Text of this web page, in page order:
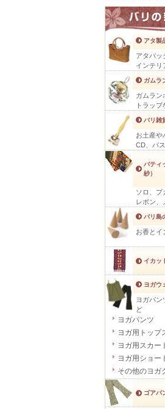
アタ製
アタバッ
インテリ
ガムラ
ガムラン
トラップ
バリ雑
お土産や
CD、バ
バティ
紗）
ソロ、プ
レボン、
バリ島
お香とイ
イカッ
ヨガウ
ヨガパン
ど
ヨガパンツ
ヨガ用トップ
ヨガ用スカー
ヨガ用ショー
その他のヨガ
ゴアパ